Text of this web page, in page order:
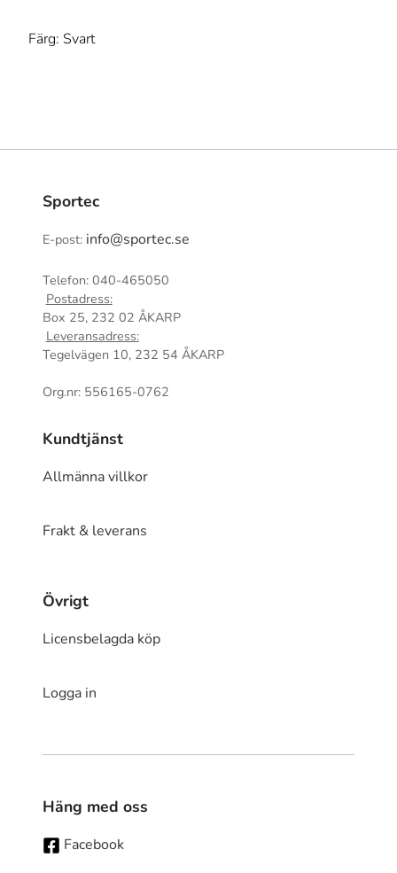
Färg: Svart
Sportec
E-post: info@sportec.se
Telefon: 040-465050
Postadress:
Box 25, 232 02 ÅKARP
Leveransadress:
Tegelvägen 10, 232 54 ÅKARP
Org.nr: 556165-0762
Kundtjänst
Allmänna villkor
Frakt & leverans
Övrigt
Licensbelagda köp
Logga in
Häng med oss
Facebook